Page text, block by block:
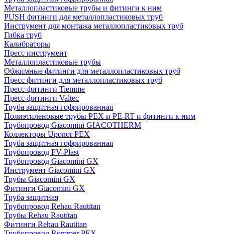
Металлопластиковые трубы и фитинги к ним
PUSH фитинги для металлопластиковых труб
Инструмент для монтажа металлопластиковых труб
Гибка труб
Калибраторы
Пресс инструмент
Металлопластиковые трубы
Обжимные фитинги для металлопластиковых труб
Пресс фитинги для металлопластиковых труб
Пресс-фитинги Tiemme
Пресс-фитинги Valtec
Труба защитная гофрированная
Полиэтиленовые трубы PEX и PE-RT и фитинги к ним
Трубопровод Giacomini GIACOTHERM
Коллекторы Uponor PEX
Труба защитная гофрированная
Трубопровод FV-Plast
Трубопровод Giacomini GX
Инструмент Giacomini GX
Трубы Giacomini GX
Фитинги Giacomini GX
Труба защитная
Трубопровод Rehau Rautitan
Трубы Rehau Rautitan
Фитинги Rehau Rautitan